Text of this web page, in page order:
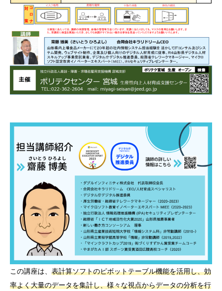
この講座は、 表計算ソフトのピボットテーブル機能を活用し、効
率よく大量のデータを集計し、様々な視点からデータの分析を行